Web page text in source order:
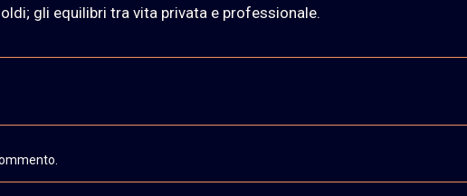
gli equilibri tra vita privata e professionale.